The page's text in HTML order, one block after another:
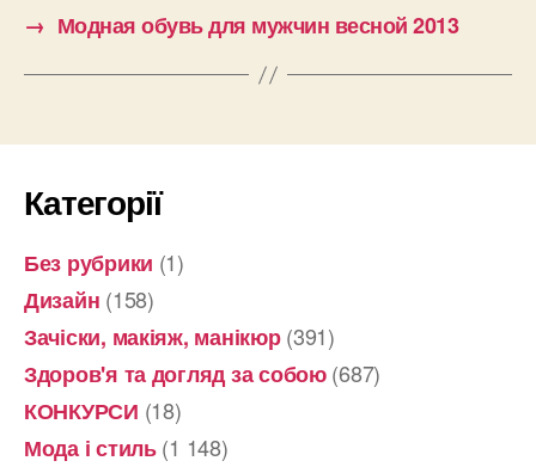
→ Модная обувь для мужчин весной 2013
Категорії
Без рубрики (1)
Дизайн (158)
Зачіски, макіяж, манікюр(391)
Здоров'я та догляд за собою(687)
КОНКУРСИ (18)
Мода і стиль(1 148)